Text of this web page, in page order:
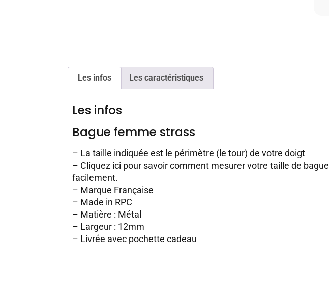
Les infos Les caractéristiques
Les infos
Bague femme strass
– La taille indiquée est le périmètre (le tour) de votre doigt
– Cliquez ici pour savoir comment mesurer votre taille de bague
facilement.
– Marque Française
– Made in RPC
– Matière : Métal
– Largeur : 12mm
– Livrée avec pochette cadeau